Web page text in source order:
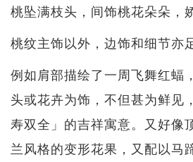
桃坠满枝头，间饰桃花朵朵，
桃纹主饰以外，边饰和细节亦
例如肩部描绘了一周飞舞红蝠
头或花卉为饰，不但甚为鲜见
寿双全」的吉祥寓意。又好像
兰风格的变形花果，又配以马